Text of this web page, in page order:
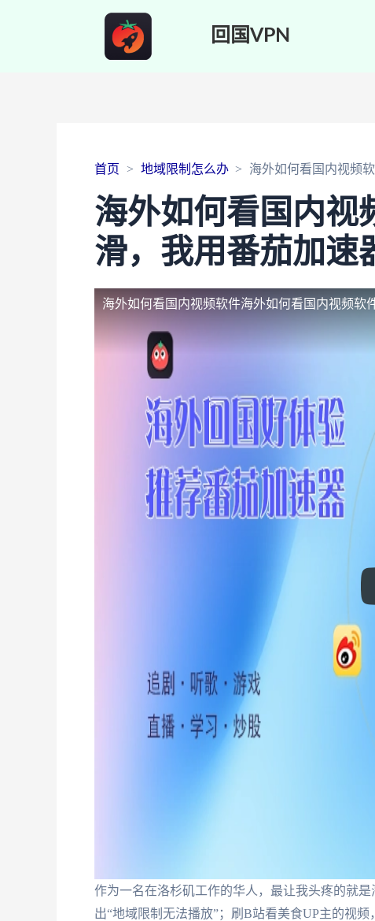
回国VPN
首页 地域限制怎么办 海外如何看国内视频
海外如何看国内视
滑，我用番茄加速
海外如何看国内视频软件海外如何看国内视频软
作为一名在洛杉矶工作的华人，最让我头疼的就
出“地域限制无法播放”；刷B站看美食UP主的视